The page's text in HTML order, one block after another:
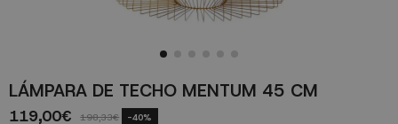
LÁMPARA DE TECHO MENTUM 45 CM
119,00€ 198,33€ -40%